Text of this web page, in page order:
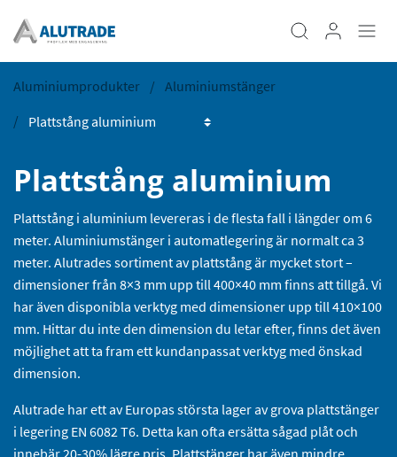
Aluminiumprodukter Aluminiumstänger
Plattstång aluminium
Plattstång i aluminium levereras i de flesta fall i längder om 6
meter. Aluminiumstänger i automatlegering är normalt ca 3
meter. Alutrades sortiment av plattstång är mycket stort –
dimensioner från 8×3 mm upp till 400×40 mm finns att tillgå. Vi
har även disponibla verktyg med dimensioner upp till 410×100
mm. Hittar du inte den dimension du letar efter, finns det även
möjlighet att ta fram ett kundanpassat verktyg med önskad
dimension.
Alutrade har ett av Europas största lager av grova plattstänger
i legering EN 6082 T6. Detta kan ofta ersätta sågad plåt och
innebär 20-30% lägre pris. Plattstänger har även mindre